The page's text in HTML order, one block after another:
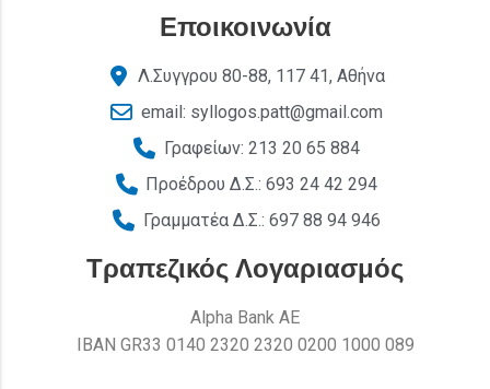
Εποικοινωνία
Λ.Συγγρου 80-88, 117 41, Αθήνα
email: syllogos.patt@gmail.com
Γραφείων: 213 20 65 884
Προέδρου Δ.Σ.: 693 24 42 294
Γραμματέα Δ.Σ.: 697 88 94 946
Τραπεζικός Λογαριασμός
Alpha Bank AE
ΙΒΑΝ GR33 0140 2320 2320 0200 1000 089